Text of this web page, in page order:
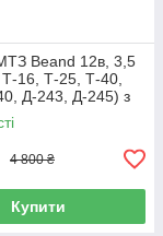
Beand 12в, 3,5
16, Т-25, Т-40,
Д-243, Д-245) з
4 800 ₴
Купити